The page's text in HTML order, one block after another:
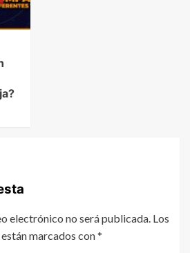
electrónico no será publicada. Los
marcados con*